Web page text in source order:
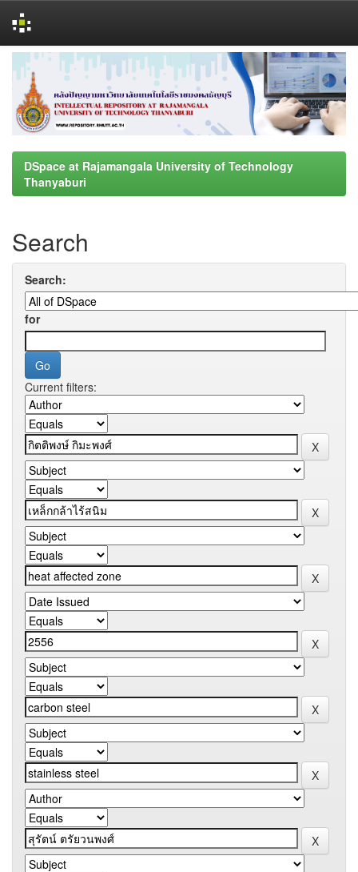
navigation
DSpace at Rajamangala University of Technology
Thanyaburi
Search
Search:
for
Current filters: